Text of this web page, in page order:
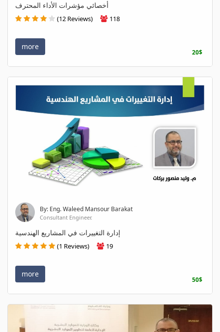
أخصائي مؤشرات الأداء المحترف
(12 Reviews) 118
more
20$
By: Eng. Waleed Mansour Barakat
Consultant Engineer.
إدارة التغييرات في المشاريع الهندسية
(1 Reviews) 19
more
50$